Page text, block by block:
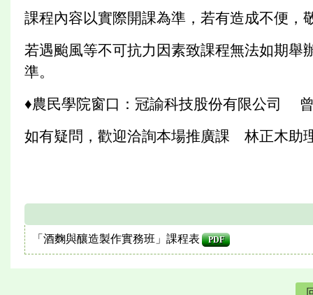
課程內容以實際開課為準，若有造成不便，
若遇颱風等不可抗力因素致課程無法如期
準。
♦農民學院窗口：冠諭科技股份有限公司
如有疑問，歡迎洽詢本場推廣課 林正木助
「酒麴與釀造製作實務班」課程表 PDF